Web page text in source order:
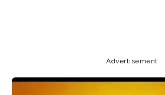
Advertisement